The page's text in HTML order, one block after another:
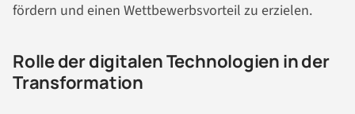
fördern und einen Wettbewerbsvorteil zu erzielen.
Rolle der digitalen Technologien in der
Transformation